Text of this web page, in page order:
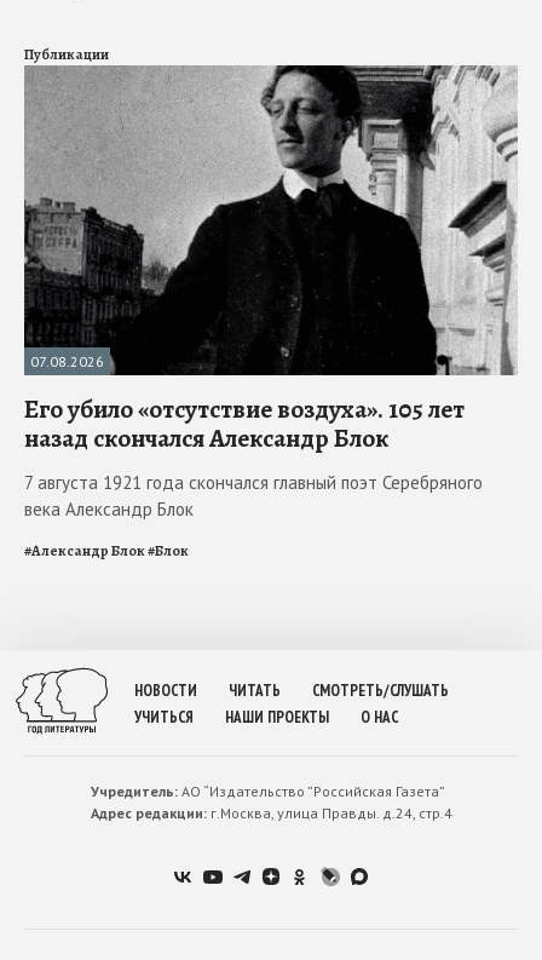
Публикации
07.08.2026
Его убило «отсутствие воздуха». 105 лет
назад скончался Александр Блок
7 августа 1921 года скончался главный поэт Серебряного
века Александр Блок
#Александр Блок#Блок
НОВОСТИ ЧИТАТЬ
СМОТРЕТЬ/СЛУШАТЬ
УЧИТЬСЯ
НАШИ ПРОЕКТЫ О НАС
Учредитель:АО “Издательство ”Российская Газета”
Адрес редакции:г.Москва, улица Правды. д.24, стр.4